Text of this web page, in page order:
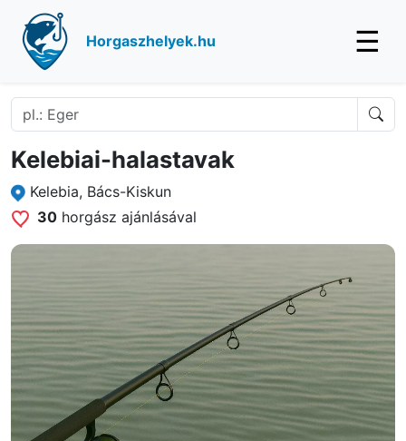
Horgaszhelyek.hu ☰
Kelebiai-halastavak
Kelebia, Bács-Kiskun
30 horgász ajánlásával